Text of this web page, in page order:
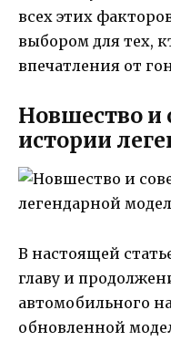
всех этих
выбором для тех,
впечатления от
Новшество и
истории
В настоящей
главу и
автомобильного
обновленной